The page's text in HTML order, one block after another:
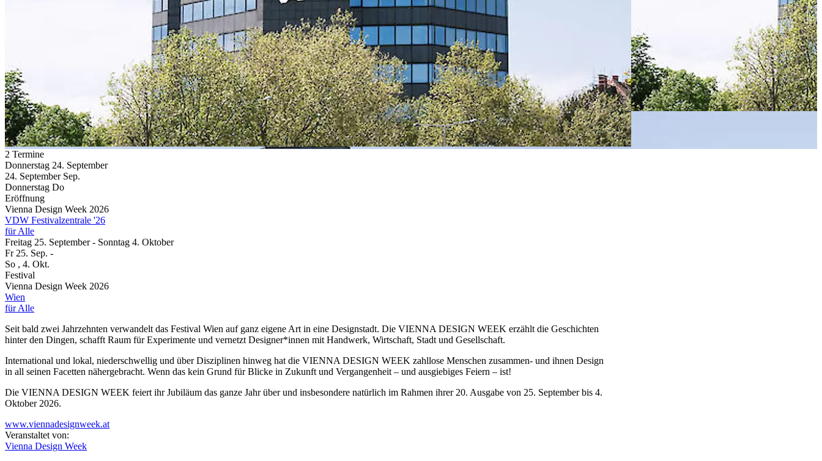
2 Termine
Donnerstag 24. September
24. September Sep.
Donnerstag Do
Eröffnung
Vienna Design Week 2026
VDW Festivalzentrale '26
für Alle
Freitag 25. September- Sonntag 4. Oktober
Fr 25. Sep. -
So , 4. Okt.
Festival
Vienna Design Week 2026
Wien
für Alle
Seit bald zwei Jahrzehnten verwandelt das Festival Wien auf ganz eigene Art in eine Designstadt. Die VIENNA DESIGN WEEK erzählt die Geschichten
hinter den Dingen, schafft Raum für Experimente und vernetzt Designer*innen mit Handwerk, Wirtschaft, Stadt und Gesellschaft.
International und lokal, niederschwellig und über Disziplinen hinweg hat die VIENNA DESIGN WEEK zahllose Menschen zusammen- und ihnen Design
in all seinen Facetten nähergebracht. Wenn das kein Grund für Blicke in Zukunft und Vergangenheit – und ausgiebiges Feiern – ist!
Die VIENNA DESIGN WEEK feiert ihr Jubiläum das ganze Jahr über und insbesondere natürlich im Rahmen ihrer 20. Ausgabe von 25. September bis 4.
Oktober 2026.
www.viennadesignweek.at
Veranstaltet von:
Vienna Design Week